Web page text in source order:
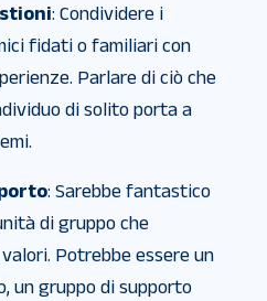
: Condividere i
fidati o familiari con
Parlare di ciò che
di solito porta a
: Sarebbe fantastico
di gruppo che
Potrebbe essere un
un gruppo di supporto